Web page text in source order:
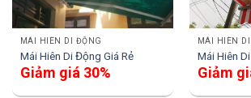
MÁI HIÊN DI ĐỘNG
Mái Hiên Di Động Giá Rẻ
Giảm giá 30%
MÁI HIÊN
Mái Hiên
Giảm